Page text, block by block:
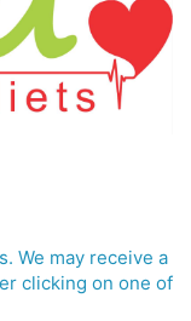
We may receive a
clicking on one of